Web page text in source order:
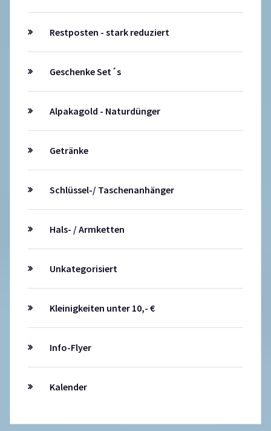
Restposten - stark reduziert
Geschenke Set´s
Alpakagold - Naturdünger
Getränke
Schlüssel-/ Taschenanhänger
Hals- / Armketten
Unkategorisiert
Kleinigkeiten unter 10,- €
Info-Flyer
Kalender